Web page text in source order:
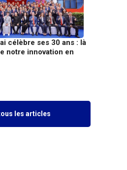
célèbre ses 30 ans : là
notre innovation en